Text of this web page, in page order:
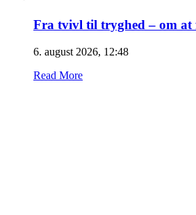
Fra tvivl til tryghed – om at
6. august 2026, 12:48
Read More